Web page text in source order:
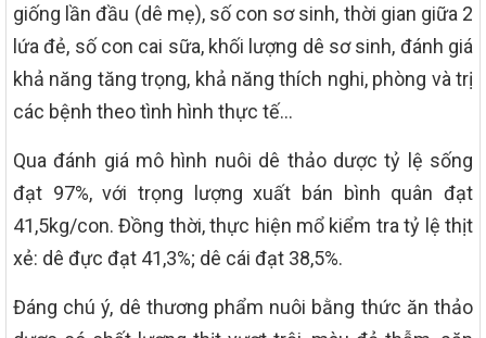
giống lần đầu (dê mẹ), số con sơ sinh, thời gian giữa 2
lứa đẻ, số con cai sữa, khối lượng dê sơ sinh, đánh giá
khả năng tăng trọng, khả năng thích nghi, phòng và trị
các bệnh theo tình hình thực tế…
Qua đánh giá mô hình nuôi dê thảo dược tỷ lệ sống
đạt 97%, với trọng lượng xuất bán bình quân đạt
41,5kg/con. Đồng thời, thực hiện mổ kiểm tra tỷ lệ thịt
xẻ: dê đực đạt 41,3%; dê cái đạt 38,5%.
Đáng chú ý, dê thương phẩm nuôi bằng thức ăn thảo